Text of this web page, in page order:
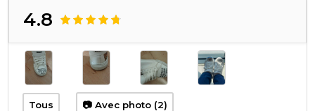
4.8
Tous 📷 Avec photo (2)